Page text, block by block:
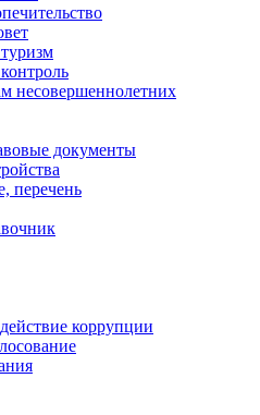
несовершеннолетних
документы
перечень
коррупции